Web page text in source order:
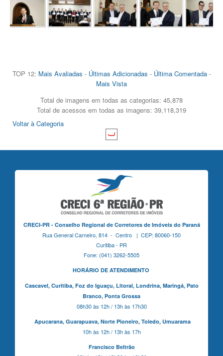
TOP 12: Mais Avaliadas - Últimas Adicionadas - Última Comentada-
Mais Vista
Total de imagens em todas as categorias: 45,878
Total de acessos em todas as imagens: 39,118,319
Voltar à Categoria
CRECI-PR - Conselho Regional de Corretores de Imóveis do Paraná
Rua General Carneiro, 814 - Centro | CEP: 80060-150
Curitiba - PR
Fone: (041) 3262-5505
HORÁRIO DE ATENDIMENTO
Cascavel, Curitiba,Foz do Iguaçu, Litoral, Londrina, Maringá, Pato
Branco, Ponta Grossa
08h30 às 12h / 13h às 17h30
Apucarana, Guarapuava, Norte Pioneiro, Toledo, Umuarama
10h às 12h / 13h às 17h
Francisco Beltrão